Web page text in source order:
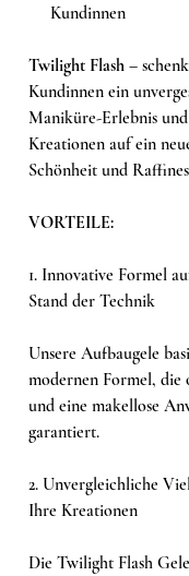
Kundinnen
Twilight Flash –
Kundinnen ein
Maniküre-Erlebnis
Kreationen auf ein
Schönheit und
VORTEILE:
1. Innovative Formel
Stand der Technik
Unsere Aufbaugele
modernen Formel, die
und eine makellose
garantiert.
2. Unvergleichliche
Ihre Kreationen
Die Twilight Flash